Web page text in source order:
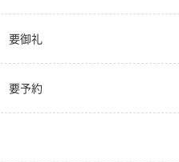
要御礼
要予約